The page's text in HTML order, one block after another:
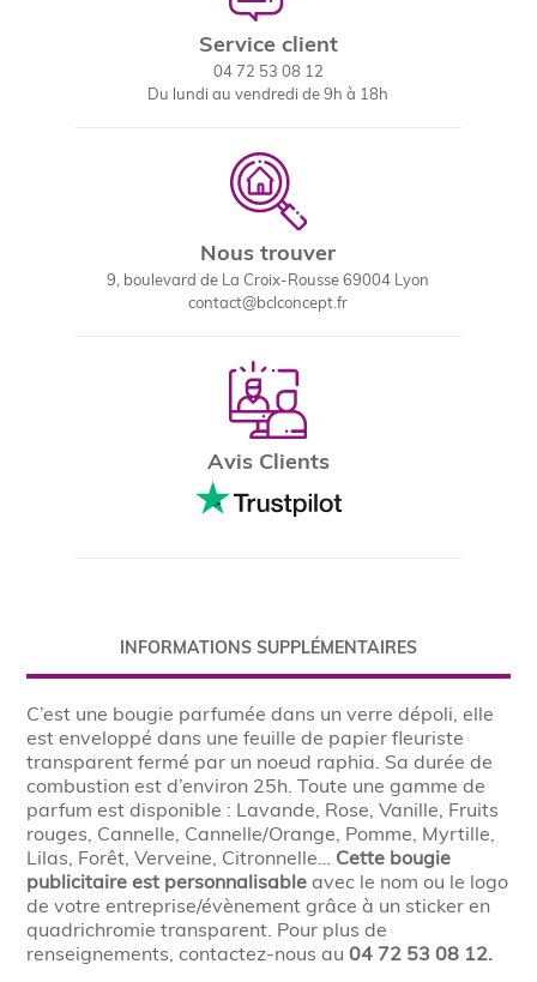
Service client
04 72 53 08 12
Du lundi au vendredi de 9h à 18h
Nous trouver
9, boulevard de La Croix-Rousse 69004 Lyon
contact@bclconcept.fr
Avis Clients
INFORMATIONS SUPPLÉMENTAIRES
C’est une bougie parfumée dans un verre dépoli, elle
est enveloppé dans une feuille de papier fleuriste
transparent fermé par un noeud raphia. Sa durée de
combustion est d’environ 25h. Toute une gamme de
parfum est disponible : Lavande, Rose, Vanille, Fruits
rouges, Cannelle, Cannelle/Orange, Pomme, Myrtille,
Lilas, Forêt, Verveine, Citronnelle… Cette bougie
publicitaire est personnalisable avec le nom ou le logo
de votre entreprise/évènement grâce à un sticker en
quadrichromie transparent. Pour plus de
renseignements, contactez-nous au04 72 53 08 12.